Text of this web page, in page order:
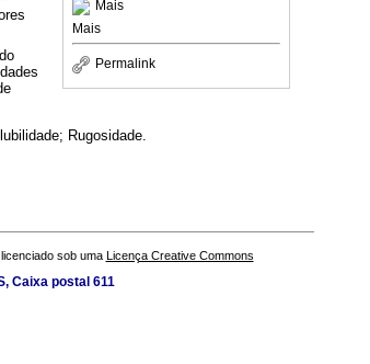
Mais
Mais
Permalink
Rugosidade.
sob uma Licença Creative Commons
Caixa postal 611